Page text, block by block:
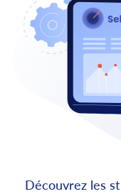
Découvrez les